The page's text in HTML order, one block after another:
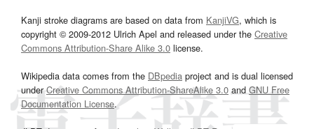
Kanji stroke diagrams are based on data from KanjiVG, which is
copyright © 2009-2012 Ulrich Apel and released under the Creative
Commons Attribution-Share Alike 3.0 license.
Wikipedia data comes from the DBpedia project and is dual licensed
underCreative Commons Attribution-ShareAlike 3.0and GNU Free
Documentation License.